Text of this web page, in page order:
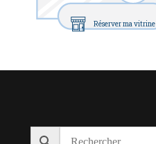
Réserver ma vitrine